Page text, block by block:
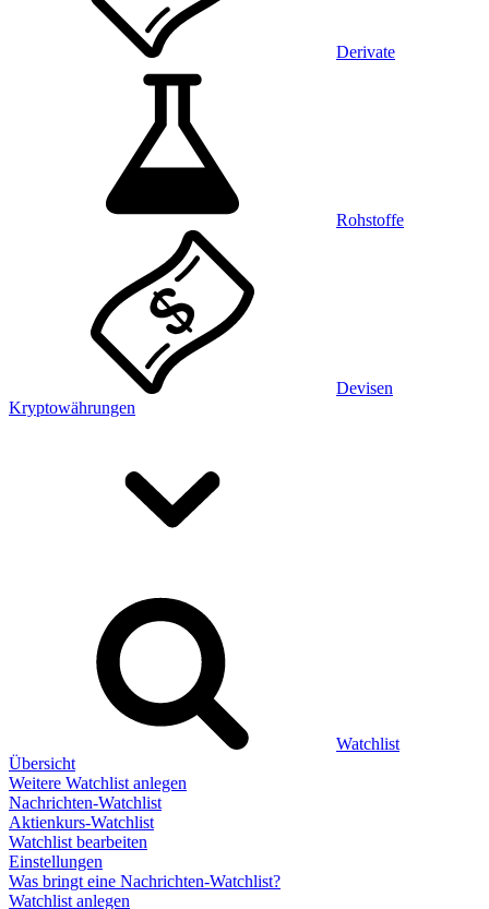
Derivate
Rohstoffe
Devisen
Kryptowährungen
Watchlist
Übersicht
Weitere Watchlist anlegen
Nachrichten-Watchlist
Aktienkurs-Watchlist
Watchlist bearbeiten
Einstellungen
Was bringt eine Nachrichten-Watchlist?
Watchlist anlegen